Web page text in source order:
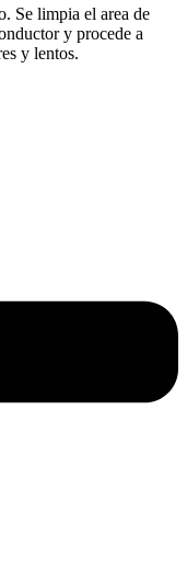
Se limpia el area de
y procede a
y lentos.